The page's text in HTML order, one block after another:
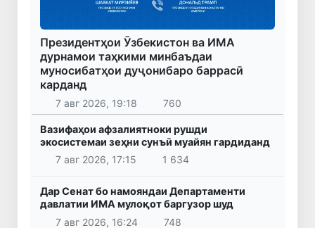
Президентҳои Ӯзбекистон ва ИМА
дурнамои таҳкими минбаъдаи
муносибатҳои дуҷонибаро баррасӣ
карданд
7 авг 2026, 19:18 760
Вазифаҳои афзалиятноки рушди
экосистемаи зеҳни сунъӣ муайян гардиданд
7 авг 2026, 17:15
1 634
Дар Сенат бо намояндаи Департаменти
давлатии ИМА мулоқот баргузор шуд
7 авг 2026, 16:24
748